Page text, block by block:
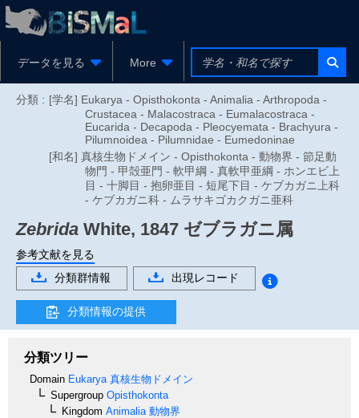
データを見る More
分類 : [学名] Eukarya - Opisthokonta - Animalia - Arthropoda -
Crustacea - Malacostraca - Eumalacostraca -
Eucarida - Decapoda - Pleocyemata - Brachyura -
Pilumnoidea - Pilumnidae - Eumedoninae
[和名] 真核生物ドメイン - Opisthokonta - 動物界 - 節足動
物門 - 甲殻亜門 - 軟甲綱 - 真軟甲亜綱 - ホンエビ上
目 - 十脚目 - 抱卵亜目 - 短尾下目 - ケブカガニ上科
- ケブカガニ科 - ムラサキゴカクガニ亜科
Zebrida White, 1847 ゼブラガニ属
参考文献を見る
分類群情報
出現レコード
分類情報の提供
分類ツリー
Domain Eukarya 真核生物ドメイン
Supergroup Opisthokonta
Kingdom Animalia 動物界